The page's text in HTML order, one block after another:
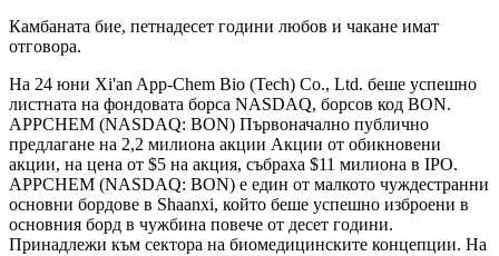
Камбаната бие, петнадесет години любов и чакане имат
отговора.
На 24 юни Xi'an App-Chem Bio (Tech) Co., Ltd. беше успешно
листната на фондовата борса NASDAQ, борсов код BON.
APPCHEM (NASDAQ: BON) Първоначално публично
предлагане на 2,2 милиона акции Акции от обикновени
акции, на цена от $5 на акция, събраха $11 милиона в IPO.
APPCHEM (NASDAQ: BON) е един от малкото чуждестранни
основни бордове в Shaanxi, който беше успешно изброени в
основния борд в чужбина повече от десет години.
Принадлежи към сектора на биомедицинските концепции. На